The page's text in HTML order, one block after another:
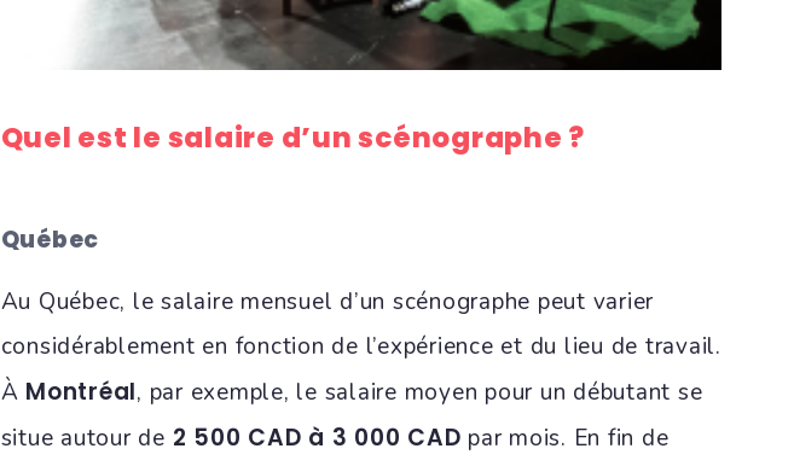
Quel est le salaire d’un scénographe ?
Québec
Au Québec, le salaire mensuel d’un scénographe peut varier
considérablement en fonction de l’expérience et du lieu de travail.
À Montréal, par exemple, le salaire moyen pour un débutant se
situe autour de 2 500 CAD à 3 000 CAD par mois. En fin de